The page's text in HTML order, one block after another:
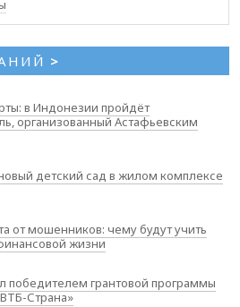
>
в Индонезии пройдёт
организованный Астафьевским
детский сад в жилом комплексе
от мошенников: чему будут учить
жизни
победителем грантовой программы
Страна»